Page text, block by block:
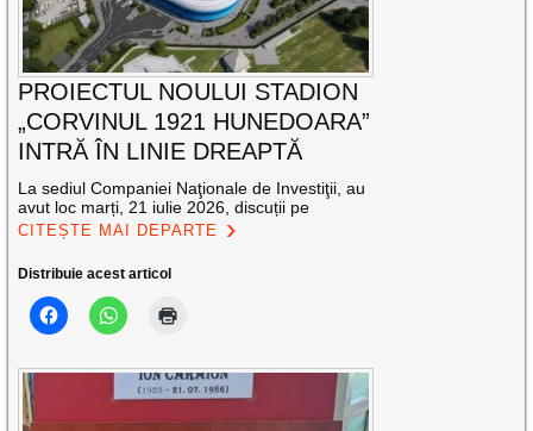
PROIECTUL NOULUI STADION
„CORVINUL 1921 HUNEDOARA”
INTRĂ ÎN LINIE DREAPTĂ
La sediul Companiei Naţionale de Investiţii, au
avut loc marți, 21 iulie 2026, discuții pe
CITEȘTE MAI DEPARTE
Distribuie acest articol